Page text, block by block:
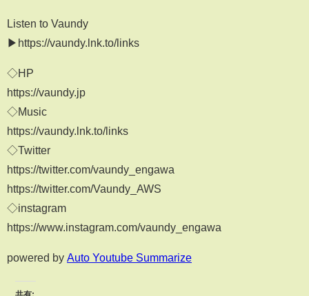
Listen to Vaundy
▶︎https://vaundy.lnk.to/links
◇HP
https://vaundy.jp
◇Music
https://vaundy.lnk.to/links
◇Twitter
https://twitter.com/vaundy_engawa
https://twitter.com/Vaundy_AWS
◇instagram
https://www.instagram.com/vaundy_engawa
powered by Auto Youtube Summarize